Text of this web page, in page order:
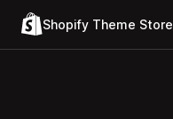
Shopify Theme Store